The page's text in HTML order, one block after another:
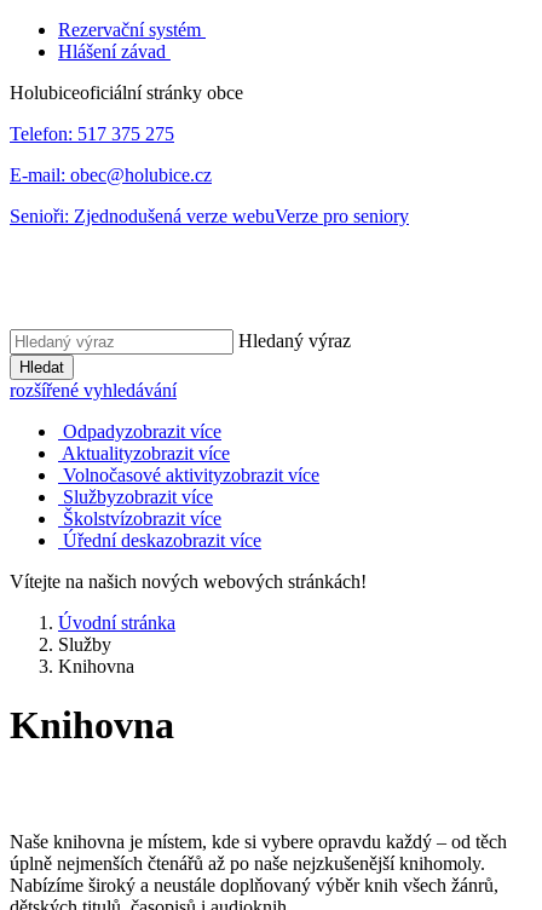
Rezervační systém
Hlášení závad
Holubiceoficiální stránky obce
Telefon: 517 375 275
E-mail: obec@holubice.cz
Senioři: Zjednodušená verze webuVerze pro seniory
Hledaný výraz
Hledat
rozšířené vyhledávání
Odpadyzobrazit více
Aktualityzobrazit více
Volnočasové aktivityzobrazit více
Službyzobrazit více
Školstvízobrazit více
Úřední deskazobrazit více
Vítejte na našich nových webových stránkách!
Úvodní stránka
Služby
Knihovna
Knihovna
Naše knihovna je místem, kde si vybere opravdu každý – od těch
úplně nejmenších čtenářů až po naše nejzkušenější knihomoly.
Nabízíme široký a neustále doplňovaný výběr knih všech žánrů,